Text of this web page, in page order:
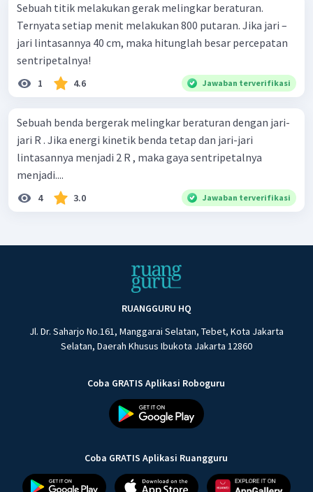
Sebuah titik melakukan gerak melingkar beraturan.
Ternyata setiap menit melakukan 800 putaran. Jika jari –
jari lintasannya 40 cm, maka hitunglah besar percepatan
sentripetalnya!
1 4.6 Jawaban terverifikasi
Sebuah benda bergerak melingkar beraturan dengan jari-
jari R . Jika energi kinetik benda tetap dan jari-jari
lintasannya menjadi 2 R , maka gaya sentripetalnya
menjadi....
4 3.0 Jawaban terverifikasi
RUANGGURU HQ
Jl. Dr. Saharjo No.161, Manggarai Selatan, Tebet, Kota Jakarta
Selatan, Daerah Khusus Ibukota Jakarta 12860
Coba GRATIS Aplikasi Roboguru
Coba GRATIS Aplikasi Ruangguru